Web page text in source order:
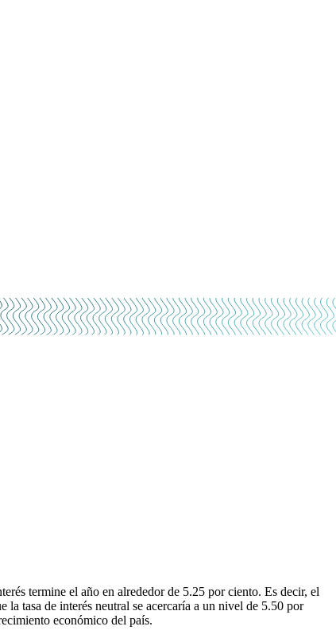
termine el año en alrededor de 5.25 por ciento. Es decir, el
tasa de interés neutral se acercaría a un nivel de 5.50 por
económico del país.